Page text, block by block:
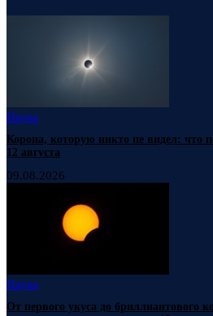
Наука
Корона, которую никто не видел: что
12 августа
09.08.2026
Наука
От первого укуса до бриллиантового